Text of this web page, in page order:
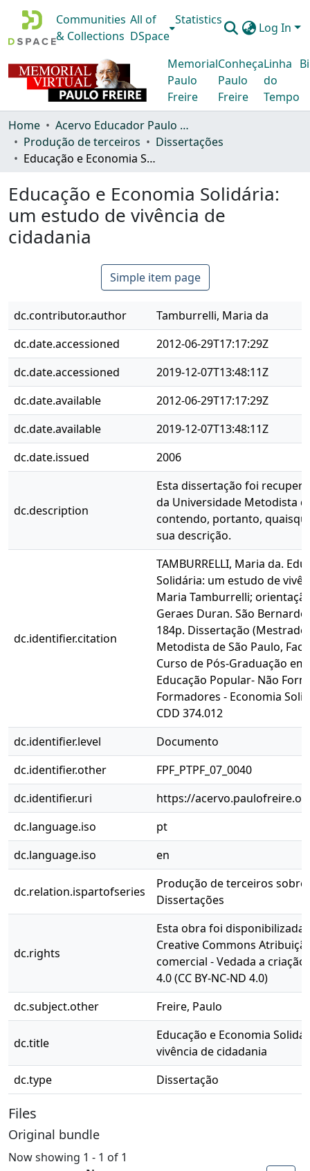
Communities
& Collections
All of
DSpace
Statistics
Log In
Memorial
Paulo
Freire
Conheça
Paulo
Freire
Linha
do
Tempo
Home
Acervo Educador Paulo Freire
Produção de terceiros
Dissertações
Educação e Economia Solidária: um estudo de vivência de cidadania
Educação e Economia Solidária:
um estudo de vivência de
cidadania
Simple item page
dc.contributor.author
Tamburrelli, Maria da
dc.date.accessioned
2012-06-29T17:17:29Z
dc.date.accessioned
2019-12-07T13:48:11Z
dc.date.available
2012-06-29T17:17:29Z
dc.date.available
2019-12-07T13:48:11Z
dc.date.issued
2006
dc.description
Esta dissertação foi
da Universidade Metodista
contendo, portanto,
sua descrição.
dc.identifier.citation
TAMBURRELLI, Maria da.
Solidária: um estudo de
Maria Tamburrelli;
Geraes Duran. São
184p. Dissertação
Metodista de São Paulo,
Curso de Pós-Graduação em
Educação Popular- Não
Formadores - Economia
CDD 374.012
dc.identifier.level
Documento
dc.identifier.other
FPF_PTPF_07_0040
dc.identifier.uri
https://
dc.language.iso
pt
dc.language.iso
en
dc.relation.ispartofseries
Produção de terceiros sobre
Dissertações
dc.rights
Esta obra foi disponibilizada
Creative Commons
comercial - Vedada a
4.0 (CC BY-NC-ND 4.0)
dc.subject.other
Freire, Paulo
dc.title
Educação e Economia
vivência de cidadania
dc.type
Dissertação
Files
Original bundle
Now showing 1 - 1 of 1